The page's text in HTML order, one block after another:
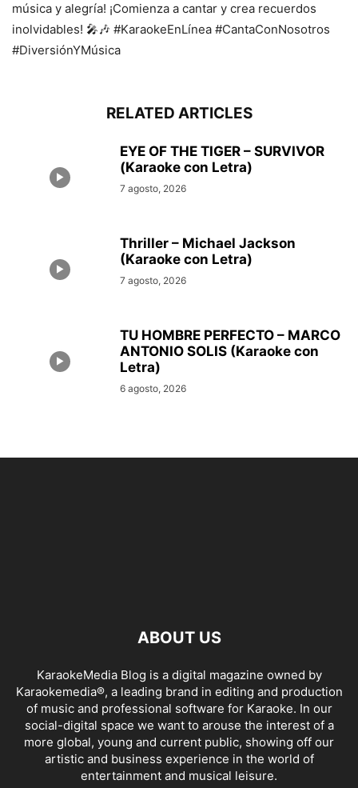
música y alegría! ¡Comienza a cantar y crea recuerdos
inolvidables! 🎤🎶 #KaraokeEnLínea #CantaConNosotros
#DiversiónYMúsica
RELATED ARTICLES
EYE OF THE TIGER – SURVIVOR
(Karaoke con Letra)
7 agosto, 2026
Thriller – Michael Jackson
(Karaoke con Letra)
7 agosto, 2026
TU HOMBRE PERFECTO – MARCO
ANTONIO SOLIS (Karaoke con
Letra)
6 agosto, 2026
ABOUT US
KaraokeMedia Blog is a digital magazine owned by
Karaokemedia®, a leading brand in editing and production
of music and professional software for Karaoke. In our
social-digital space we want to arouse the interest of a
more global, young and current public, showing off our
artistic and business experience in the world of
entertainment and musical leisure.